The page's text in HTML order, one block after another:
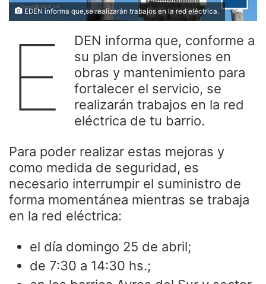
EDEN informa que,se realizarán trabajos en la red eléctrica.
E
DEN informa que, conforme a
su plan de inversiones en
obras y mantenimiento para
fortalecer el servicio, se
realizarán trabajos en la red
eléctrica de tu barrio.
Para poder realizar estas mejoras y
como medida de seguridad, es
necesario interrumpir el suministro de
forma momentánea mientras se trabaja
en la red eléctrica:
el día domingo 25 de abril;
de 7:30 a 14:30 hs.;